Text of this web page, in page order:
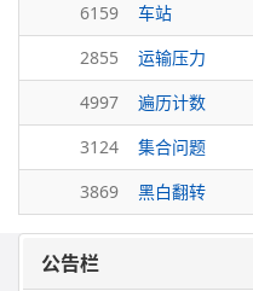
6159 车站
2855 运输压力
4997 遍历计数
3124 集合问题
3869 黑白翻转
公告栏